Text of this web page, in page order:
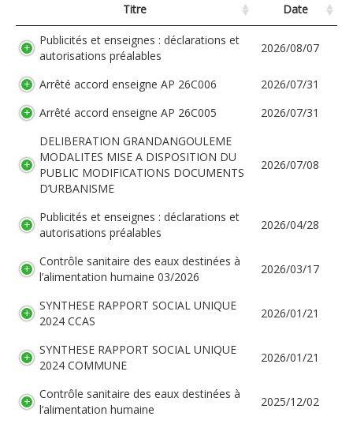
Titre Date
Publicités et enseignes : déclarations et
autorisations préalables
2026/08/07
Arrêté accord enseigne AP 26C006
2026/07/31
Arrêté accord enseigne AP 26C005
2026/07/31
DELIBERATION GRANDANGOULEME
MODALITES MISE A DISPOSITION DU
PUBLIC MODIFICATIONS DOCUMENTS
D’URBANISME
2026/07/08
Publicités et enseignes : déclarations et
autorisations préalables
2026/04/28
Contrôle sanitaire des eaux destinées à
l’alimentation humaine 03/2026
2026/03/17
SYNTHESE RAPPORT SOCIAL UNIQUE
2024 CCAS
2026/01/21
SYNTHESE RAPPORT SOCIAL UNIQUE
2024 COMMUNE
2026/01/21
Contrôle sanitaire des eaux destinées à
l’alimentation humaine
2025/12/02